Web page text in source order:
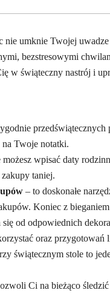
umknie Twojej
bezstresowymi
w świąteczny nastrój i
na Twoje notatki.
wpisać daty
taniej.
– to doskonałe
Koniec z
się od odpowiednich
oraz przygotowań
świątecznym stole to
Ci na bieżąco